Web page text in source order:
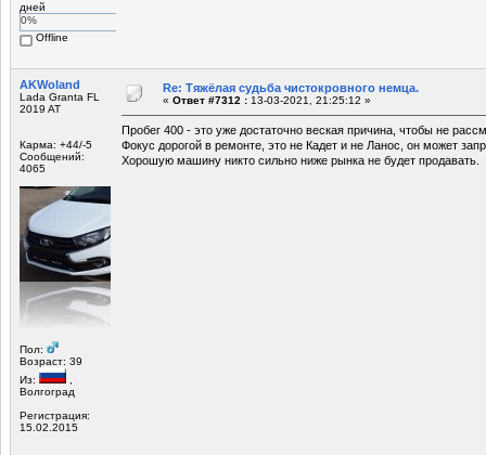
дней
0%
Offline
AKWoland
Lada Granta FL
2019 AT
Карма: +44/-5
Сообщений:
4065
Пол:
Возраст: 39
Из:
Волгоград
Регистрация:
15.02.2015
Re: Тяжёлая судьба чистокровного немца.
« Ответ #7312 : 13-03-2021, 21:25:12 »
Пробег 400 - это уже достаточно веская причина, чтобы не
Фокус дорогой в ремонте, это не Кадет и не Ланос, он может
Хорошую машину никто сильно ниже рынка не будет продавать.